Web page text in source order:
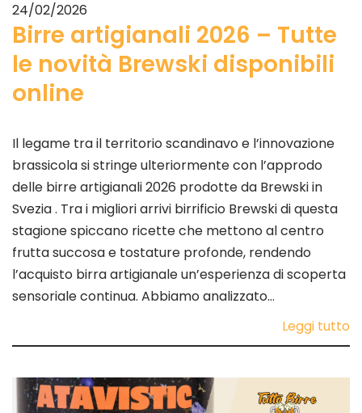
24/02/2026
Birre artigianali 2026 – Tutte
le novità Brewski disponibili
online
Il legame tra il territorio scandinavo e l’innovazione
brassicola si stringe ulteriormente con l’approdo
delle birre artigianali 2026 prodotte da Brewski in
Svezia . Tra i migliori arrivi birrificio Brewski di questa
stagione spiccano ricette che mettono al centro
frutta succosa e tostature profonde, rendendo
l’acquisto birra artigianale un’esperienza di scoperta
sensoriale continua. Abbiamo analizzato…
Leggi tutto